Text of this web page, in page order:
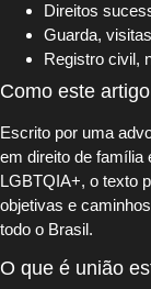
Direitos
Guarda,
Registro civil,
Como este
Escrito por uma
em direito de família
LGBTQIA+, o texto
objetivas e
todo o Brasil.
O que é união